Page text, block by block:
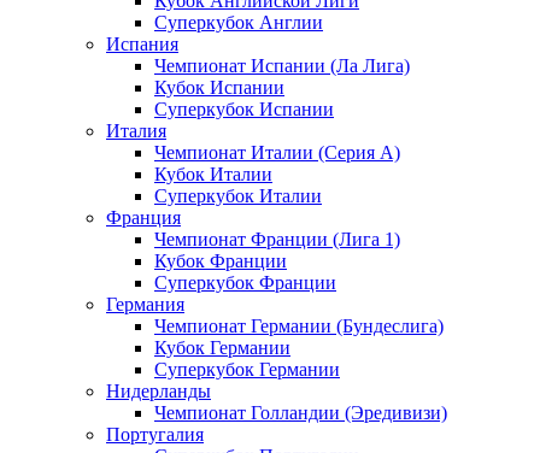
Суперкубок Англии
Испания
Чемпионат Испании (Ла Лига)
Кубок Испании
Суперкубок Испании
Италия
Чемпионат Италии (Серия А)
Кубок Италии
Суперкубок Италии
Франция
Чемпионат Франции (Лига 1)
Кубок Франции
Суперкубок Франции
Германия
Чемпионат Германии (Бундеслига)
Кубок Германии
Суперкубок Германии
Нидерланды
Чемпионат Голландии (Эредивизи)
Португалия